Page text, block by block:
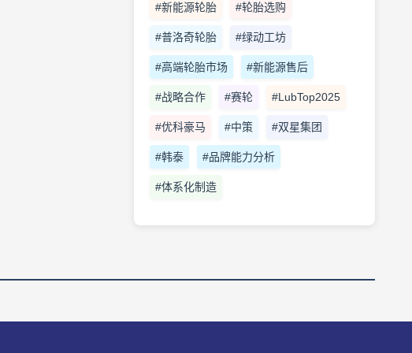
#新能源轮胎 #轮胎选购
#普洛奇轮胎 #绿动工坊
#高端轮胎市场 #新能源售后
#战略合作 #赛轮 #LubTop2025
#优科豪马 #中策 #双星集团
#韩泰 #品牌能力分析
#体系化制造